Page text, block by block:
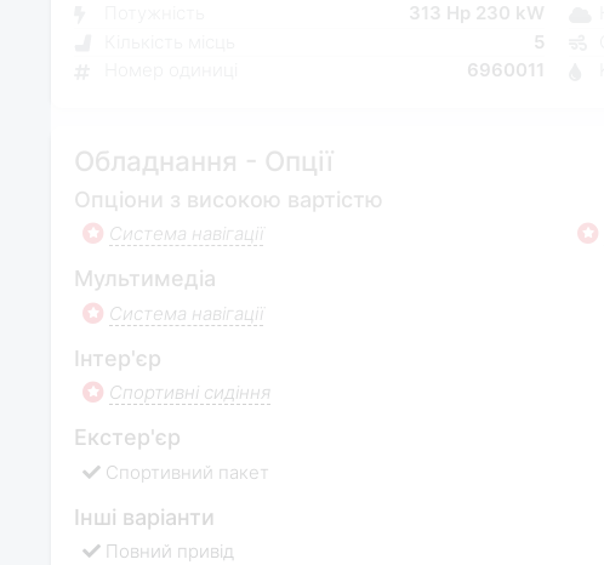
313 Hp 230 kW
5
6960011
Обладнання - Опції
Опціони з високою вартістю
Система навігації
Мультимедіа
Система навігації
Інтер'єр
Спортивні сидіння
Екстер'єр
Спортивний пакет
Інші варіанти
Повний привід